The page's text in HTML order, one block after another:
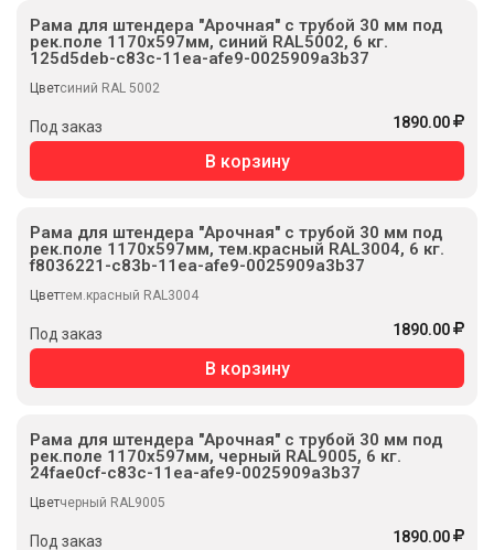
Рама для штендера "Арочная" с трубой 30 мм под
рек.поле 1170х597мм, синий RAL5002, 6 кг.
125d5deb-c83c-11ea-afe9-0025909a3b37
Цветсиний RAL 5002
Под заказ 1890.00
В корзину
Рама для штендера "Арочная" с трубой 30 мм под
рек.поле 1170х597мм, тем.красный RAL3004, 6 кг.
f8036221-c83b-11ea-afe9-0025909a3b37
Цветтем.красный RAL3004
Под заказ 1890.00
В корзину
Рама для штендера "Арочная" с трубой 30 мм под
рек.поле 1170х597мм, черный RAL9005, 6 кг.
24fae0cf-c83c-11ea-afe9-0025909a3b37
Цветчерный RAL9005
Под заказ 1890.00